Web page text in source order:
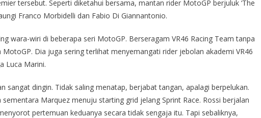
tersebut. Seperti diketahui bersama, mantan rider MotoGP berjuluk ‘The
Franco Morbidelli dan Fabio Di Giannantonio.
wara-wiri di beberapa seri MotoGP. Berseragam VR46 Racing Team tanpa
Dia juga sering terlihat menyemangati rider jebolan akademi VR46
Luca Marini.
sangat dingin. Tidak saling menatap, berjabat tangan, apalagi berpelukan.
Marquez menuju starting grid jelang Sprint Race. Rossi berjalan
pertemuan keduanya secara tidak sengaja itu. Tapi sebaliknya,